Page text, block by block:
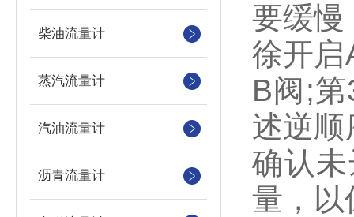
柴油流量计
蒸汽流量计
汽油流量计
沥青流量计
要缓慢
徐开启
B阀;
述逆
确认
量，以